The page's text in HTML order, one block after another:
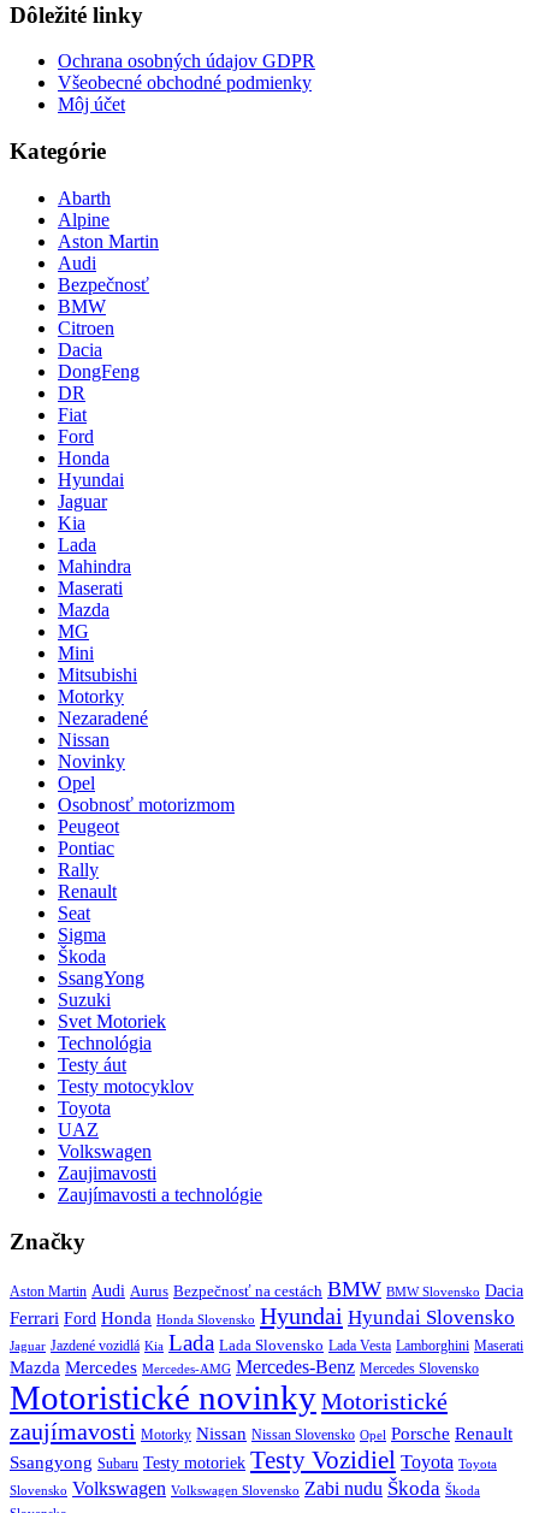
Dôležité linky
Ochrana osobných údajov GDPR
Všeobecné obchodné podmienky
Môj účet
Kategórie
Abarth
Alpine
Aston Martin
Audi
Bezpečnosť
BMW
Citroen
Dacia
DongFeng
DR
Fiat
Ford
Honda
Hyundai
Jaguar
Kia
Lada
Mahindra
Maserati
Mazda
MG
Mini
Mitsubishi
Motorky
Nezaradené
Nissan
Novinky
Opel
Osobnosť motorizmom
Peugeot
Pontiac
Rally
Renault
Seat
Sigma
Škoda
SsangYong
Suzuki
Svet Motoriek
Technológia
Testy áut
Testy motocyklov
Toyota
UAZ
Volkswagen
Zaujimavosti
Zaujímavosti a technológie
Značky
Aston Martin Audi Aurus Bezpečnosť na cestách BMW BMW Slovensko Dacia
Ferrari Ford Honda Honda Slovensko Hyundai Hyundai Slovensko
Jaguar Jazdené vozidlá Kia Lada Lada Slovensko Lada Vesta Lamborghini Maserati
Mazda Mercedes Mercedes-AMG Mercedes-Benz Mercedes Slovensko
Motoristické novinkyMotoristické
zaujímavosti Motorky Nissan Nissan Slovensko Opel Porsche Renault
Ssangyong Subaru Testy motoriek Testy Vozidiel Toyota Toyota
Slovensko Volkswagen Volkswagen Slovensko Zabi nudu Škoda Škoda